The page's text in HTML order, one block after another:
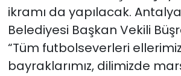
ikramı da yapılacak.
Belediyesi Başkan Vekili
“Tüm futbolseverleri
bayraklarımız, dilimizde